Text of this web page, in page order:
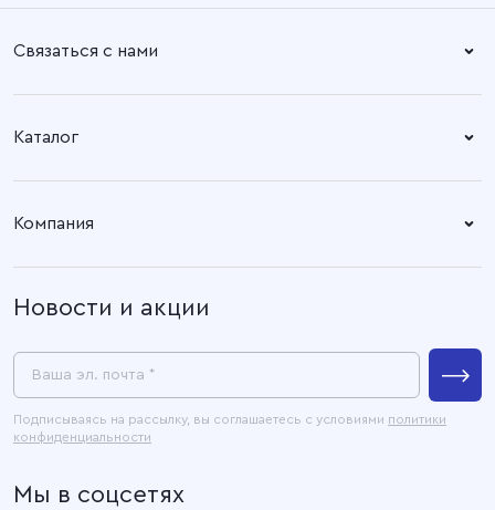
Связаться с нами
+7 (4932) 58-14-67
Время работы:
Пн. – Пт: 8.30 – 17.00
Адрес офиса:
Каталог
Компания
Пресс-центр
Контакты
Карта сайта
Новости и акции
Ваша эл. почта *
Подписываясь на рассылку, вы соглашаетесь с условиями политики
конфиденциальности
Мы в соцсетях